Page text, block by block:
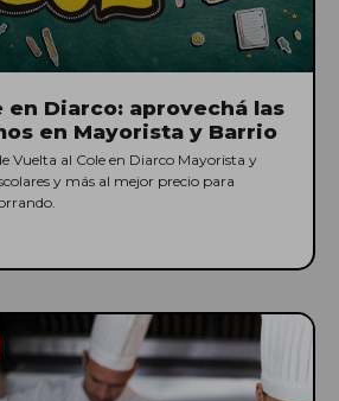
en Diarco: aprovechá las
en Mayorista y Barrio
Vuelta al Cole en Diarco Mayorista y
y más al mejor precio para